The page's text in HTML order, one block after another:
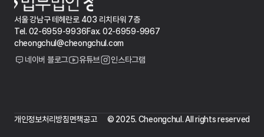
서울 강남구 테헤란로 403 리치타워 7층
Tel. 02-6959-9936Fax. 02-6959-9967
cheongchul@cheongchul.com
네이버 블로그
유튜브 인스타그램
개인정보처리방침면책공고 © 2025. Cheongchul. All rights reserved